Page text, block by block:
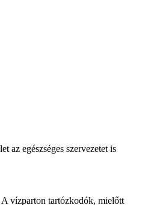
az egészséges szervezetet is
A vízparton tartózkodók, mielőtt